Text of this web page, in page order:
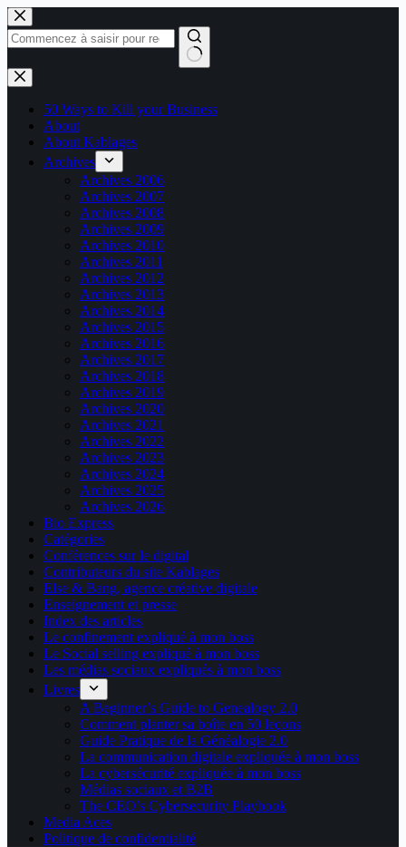
Passer
au
contenu
Aucun
résultat
50 Ways to Kill your Business
About
About Kablages
Archives
Archives 2006
Archives 2007
Archives 2008
Archives 2009
Archives 2010
Archives 2011
Archives 2012
Archives 2013
Archives 2014
Archives 2015
Archives 2016
Archives 2017
Archives 2018
Archives 2019
Archives 2020
Archives 2021
Archives 2022
Archives 2023
Archives 2024
Archives 2025
Archives 2026
Bio Express
Catégories
Conférences sur le digital
Contributeurs du site Kablages
Else & Bang, agence créative digitale
Enseignement et presse
Index des articles
Le confinement expliqué à mon boss
Le Social selling expliqué à mon boss
Les médias sociaux expliqués à mon boss
Livres
A Beginner’s Guide to Genealogy 2.0
Comment planter sa boîte en 50 leçons
Guide Pratique de la Généalogie 2.0
La communication digitale expliquée à mon boss
La cybersécurité expliquée à mon boss
Médias sociaux et B2B
The CEO’s Cybersecurity Playbook
Media Aces
Politique de confidentialité